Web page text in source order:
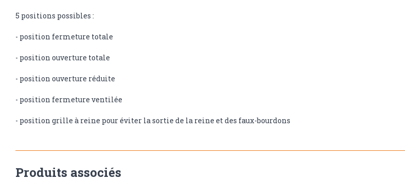
5 positions possibles :
- position fermeture totale
- position ouverture totale
- position ouverture réduite
- position fermeture ventilée
- position grille à reine pour éviter la sortie de la reine et des faux-bourdons
Produits associés